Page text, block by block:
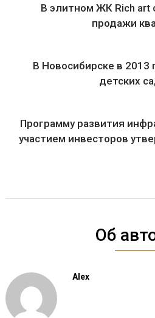
В элитном ЖК Rich art
продажи
В Новосибирске в 2013
детских
Программу развития
участием инвесторов
Об
Alex